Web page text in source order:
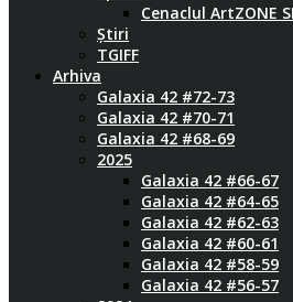
Cenaclul ArtZONE
Știri
TGIFF
Arhiva
Galaxia 42 #72-73
Galaxia 42 #70-71
Galaxia 42 #68-69
2025
Galaxia 42 #66-67
Galaxia 42 #64-65
Galaxia 42 #62-63
Galaxia 42 #60-61
Galaxia 42 #58-59
Galaxia 42 #56-57